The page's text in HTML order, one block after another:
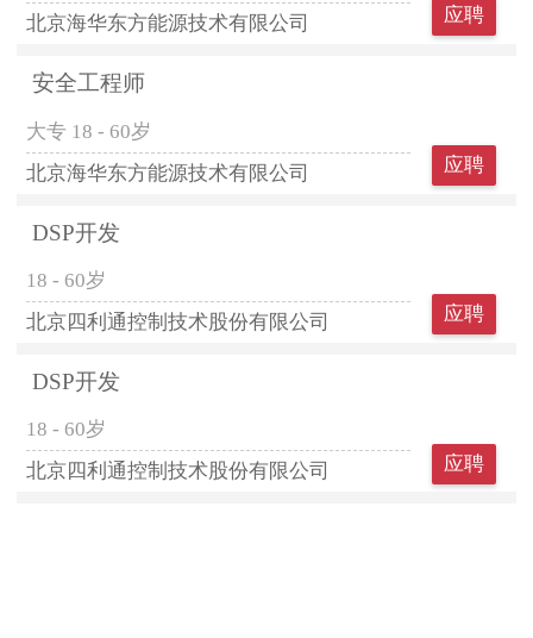
北京海华东方能源技术有限公司
应聘
安全工程师
大专 18 - 60岁
北京海华东方能源技术有限公司
应聘
DSP开发
18 - 60岁
北京四利通控制技术股份有限公司
应聘
DSP开发
18 - 60岁
北京四利通控制技术股份有限公司
应聘